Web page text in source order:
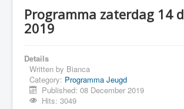
Over TPO
Foto's
Sponsoring
Programma
Programma zaterdag 14
2019
Details
Written by Bianca
Category: Programma Jeugd
Published: 08 December 2019
Hits: 3049